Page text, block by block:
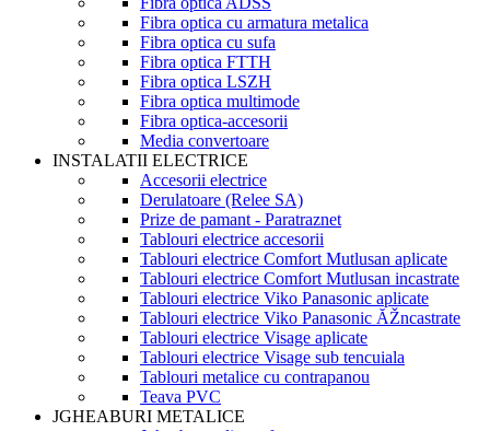
Fibra optica cu armatura metalica
Fibra optica cu sufa
Fibra optica FTTH
Fibra optica LSZH
Fibra optica multimode
Fibra optica-accesorii
Media convertoare
INSTALATII ELECTRICE
Accesorii electrice
Derulatoare (Relee SA)
Prize de pamant - Paratraznet
Tablouri electrice accesorii
Tablouri electrice Comfort Mutlusan aplicate
Tablouri electrice Comfort Mutlusan incastrate
Tablouri electrice Viko Panasonic aplicate
Tablouri electrice Viko Panasonic ĂŽncastrate
Tablouri electrice Visage aplicate
Tablouri electrice Visage sub tencuiala
Tablouri metalice cu contrapanou
Teava PVC
JGHEABURI METALICE